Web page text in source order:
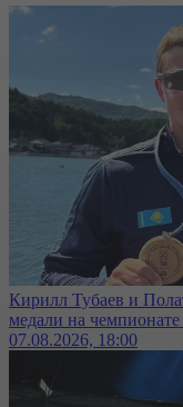
Кирилл Тубаев и
медали на
07.08.2026, 18:00